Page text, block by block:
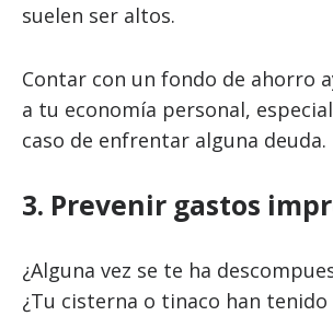
suelen ser altos.
Contar con un fondo de ahorro
a tu economía personal,
caso de enfrentar alguna deuda.
3. Prevenir gastos
¿Alguna vez se te ha
¿Tu cisterna o tinaco han tenido